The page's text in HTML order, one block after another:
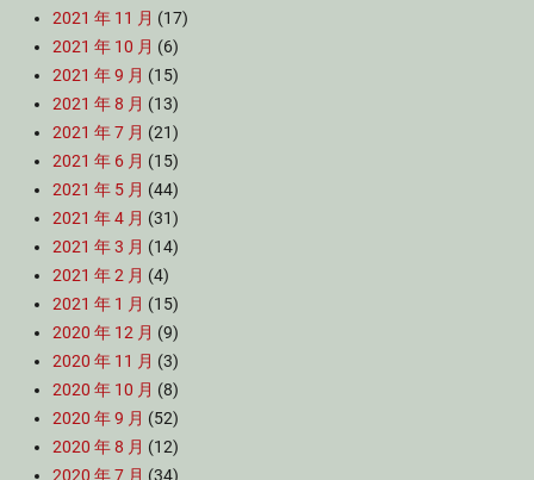
2021 年 11 月 (17)
2021 年 10 月 (6)
2021 年 9 月 (15)
2021 年 8 月 (13)
2021 年 7 月 (21)
2021 年 6 月 (15)
2021 年 5 月 (44)
2021 年 4 月 (31)
2021 年 3 月 (14)
2021 年 2 月 (4)
2021 年 1 月 (15)
2020 年 12 月 (9)
2020 年 11 月 (3)
2020 年 10 月 (8)
2020 年 9 月 (52)
2020 年 8 月 (12)
2020 年 7 月 (34)